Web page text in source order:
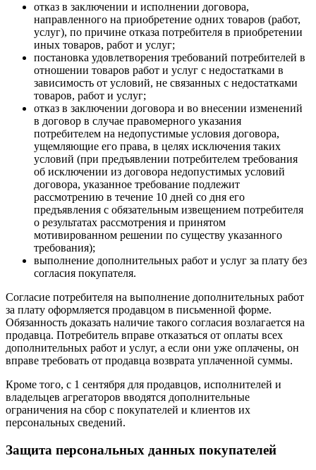
отказ в заключении и исполнении договора,
направленного на приобретение одних товаров (работ,
услуг), по причине отказа потребителя в приобретении
иных товаров, работ и услуг;
постановка удовлетворения требований потребителей в
отношении товаров работ и услуг с недостатками в
зависимость от условий, не связанных с недостатками
товаров, работ и услуг;
отказ в заключении договора и во внесении изменений
в договор в случае правомерного указания
потребителем на недопустимые условия договора,
ущемляющие его права, в целях исключения таких
условий (при предъявлении потребителем требования
об исключении из договора недопустимых условий
договора, указанное требование подлежит
рассмотрению в течение 10 дней со дня его
предъявления с обязательным извещением потребителя
о результатах рассмотрения и принятом
мотивированном решении по существу указанного
требования);
выполнение дополнительных работ и услуг за плату без
согласия покупателя.
Согласие потребителя на выполнение дополнительных работ
за плату оформляется продавцом в письменной форме.
Обязанность доказать наличие такого согласия возлагается на
продавца. Потребитель вправе отказаться от оплаты всех
дополнительных работ и услуг, а если они уже оплачены, он
вправе требовать от продавца возврата уплаченной суммы.
Кроме того, с 1 сентября для продавцов, исполнителей и
владельцев агрегаторов вводятся дополнительные
ограничения на сбор с покупателей и клиентов их
персональных сведений.
Защита персональных данных покупателей